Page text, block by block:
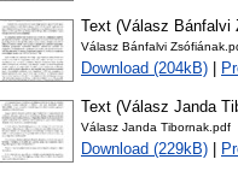
Text (Válasz Bánfalvi
Válasz Bánfalvi
Download (204kB)
Text (Válasz Janda
Válasz Janda Tibornak.pdf
Download (229kB)